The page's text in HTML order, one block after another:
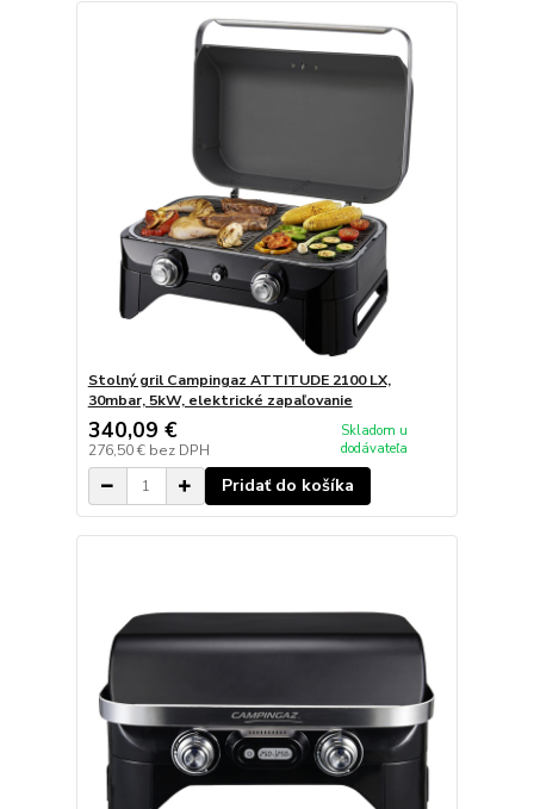
Stolný gril Campingaz ATTITUDE 2100 LX,
30mbar, 5kW, elektrické zapaľovanie
340,09 €
276,50 € bez DPH
Skladom u
dodávateľa
Pridať do košíka